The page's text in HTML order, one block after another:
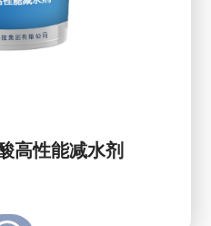
高性能减水剂